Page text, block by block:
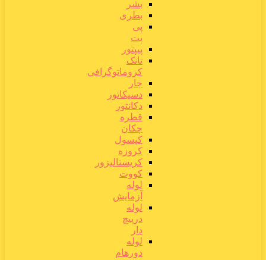
بشر
بطری
پی
پت
پیپتور
تانک
کروماتوگرافی
جار
دسیکاتور
دکانتور
قطره
چکان
کپسول
کروزه
کریستالیزور
کووت
لوله
آزمایش
لوله
درپیچ
دار
لوله
دورهام